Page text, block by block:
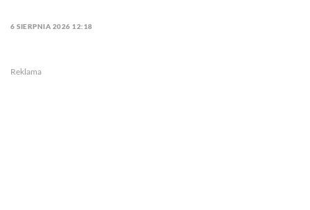
6 SIERPNIA 2026 12:18
Reklama